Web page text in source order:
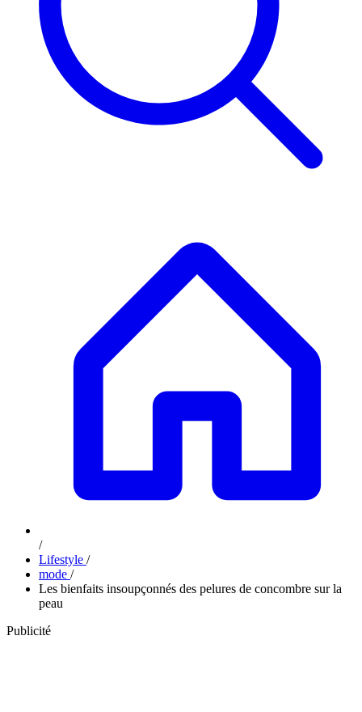
/
Lifestyle /
mode /
Les bienfaits insoupçonnés des pelures de concombre sur la
peau
Publicité